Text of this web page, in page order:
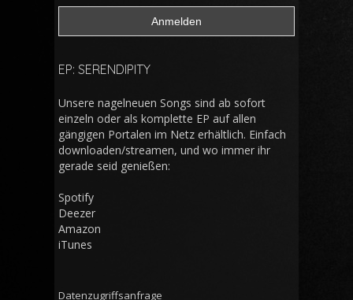
EP: SERENDIPITY
Unsere nagelneuen Songs sind ab sofort
einzeln oder als komplette EP auf allen
gängigen Portalen im Netz erhältlich. Einfach
downloaden/streamen, und wo immer ihr
gerade seid genießen:
Spotify
Deezer
Amazon
iTunes
Datenzugriffsanfrage